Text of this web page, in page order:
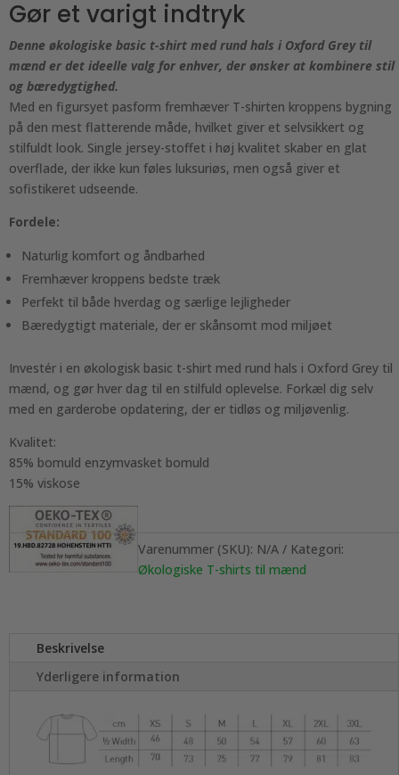
Gør et varigt indtryk
Denne økologiske basic t-shirt med rund hals i Oxford Grey til
mænd er det ideelle valg for enhver, der ønsker at kombinere stil
og bæredygtighed.
Med en figursyet pasform fremhæver T-shirten kroppens bygning
på den mest flatterende måde, hvilket giver et selvsikkert og
stilfuldt look. Single jersey-stoffet i høj kvalitet skaber en glat
overflade, der ikke kun føles luksuriøs, men også giver et
sofistikeret udseende.
Fordele:
Naturlig komfort og åndbarhed
Fremhæver kroppens bedste træk
Perfekt til både hverdag og særlige lejligheder
Bæredygtigt materiale, der er skånsomt mod miljøet
Investér i en økologisk basic t-shirt med rund hals i Oxford Grey til
mænd, og gør hver dag til en stilfuld oplevelse. Forkæl dig selv
med en garderobe opdatering, der er tidløs og miljøvenlig.
Kvalitet:
85% bomuld enzymvasket bomuld
15% viskose
Varenummer (SKU): N/A
Kategori:
Økologiske T-shirts til mænd
Beskrivelse
Yderligere information